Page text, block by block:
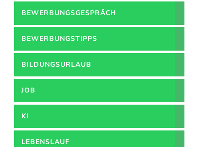
BEWERBUNGSGESPRÄCH
BEWERBUNGSTIPPS
BILDUNGSURLAUB
JOB
KI
LEBENSLAUF